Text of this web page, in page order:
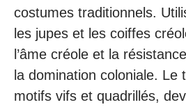
costumes traditionnels.
les jupes et les coiffes
l’âme créole et la
la domination coloniale. Le
motifs vifs et quadrillés,